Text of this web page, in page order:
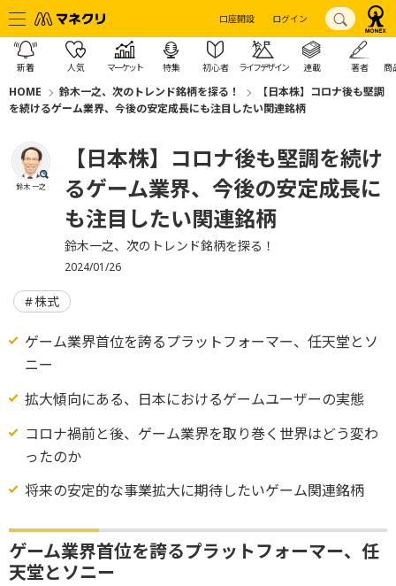
口座開設 ログイン
新着 人気 マーケット 特集 初心者 ライフデザイン 連載 著者 商
HOME 鈴木一之、次のトレンド銘柄を探る！
【日本株】コロナ後も堅調
を続けるゲーム業界、今後の安定成長にも注目したい関連銘柄
鈴木 一之
【日本株】コロナ後も堅調を続け
るゲーム業界、今後の安定成長に
も注目したい関連銘柄
鈴木一之、次のトレンド銘柄を探る！
2024/01/26
株式
ゲーム業界首位を誇るプラットフォーマー、任天堂とソ
ニー
拡大傾向にある、日本におけるゲームユーザーの実態
コロナ禍前と後、ゲーム業界を取り巻く世界はどう変わ
ったのか
将来の安定的な事業拡大に期待したいゲーム関連銘柄
ゲーム業界首位を誇るプラットフォーマー、任
天堂とソニー